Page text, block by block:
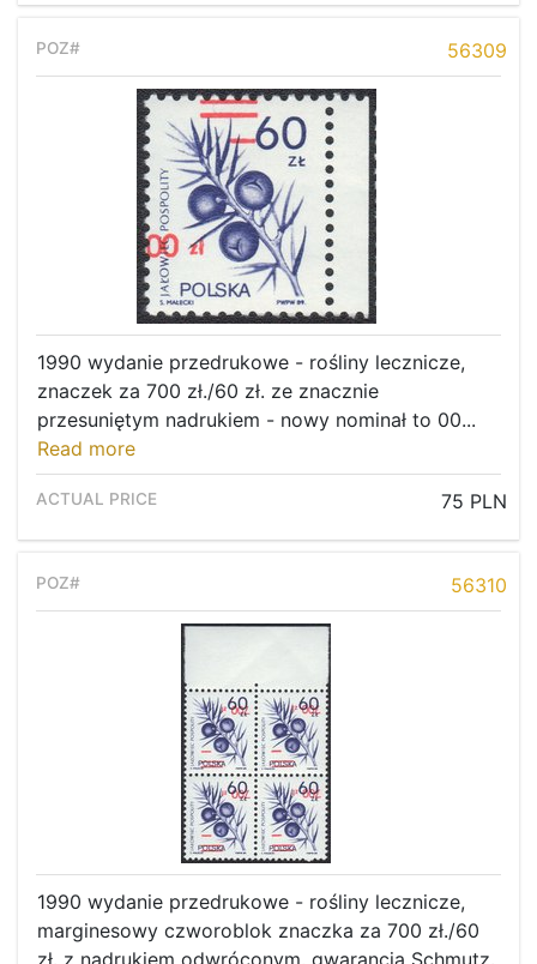
56309
1990 wydanie przedrukowe - rośliny lecznicze,
znaczek za 700 zł./60 zł. ze znacznie
przesuniętym nadrukiem - nowy nominał to 00...
Read more
75 PLN
56310
1990 wydanie przedrukowe - rośliny lecznicze,
marginesowy czworoblok znaczka za 700 zł./60